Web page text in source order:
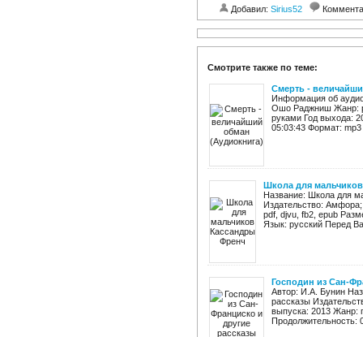
Добавил: Sirius52
Смотрите также по теме:
Смерть -
Информация об
Ошо Раджниш Жанр:
руками Год выхода:
05:03:43 Формат:
Школа для
Название: Школа для
Издательство:
pdf, djvu, fb2, epub
Язык: русский Перед
Господин из Сан-
Автор: И.А. Бунин
рассказы
выпуска: 2013 Жанр:
Продолжительность: